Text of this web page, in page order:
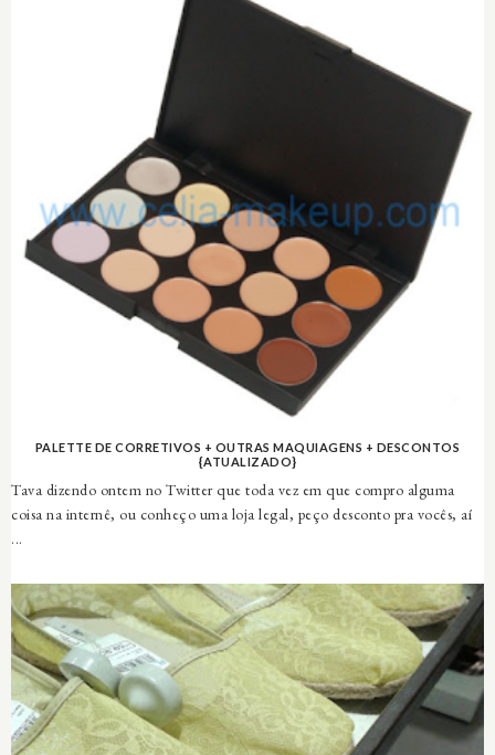
PALETTE DE CORRETIVOS + OUTRAS MAQUIAGENS + DESCONTOS
{ATUALIZADO}
Tava dizendo ontem no Twitter que toda vez em que compro alguma
coisa na internê, ou conheço uma loja legal, peço desconto pra vocês, aí
...